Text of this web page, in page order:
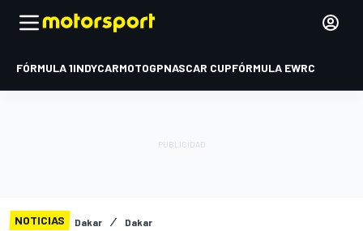
FÓRMULA 1INDYCARMOTOGPNASCAR CUPFÓRMULA EWRC
NOTICIAS Dakar Dakar